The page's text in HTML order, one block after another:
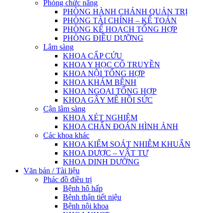
Phòng chức năng
PHÒNG HÀNH CHÁNH QUẢN TRỊ
PHÒNG TÀI CHÍNH – KẾ TOÁN
PHÒNG KẾ HOẠCH TỔNG HỢP
PHÒNG ĐIỀU DƯỠNG
Lâm sàng
KHOA CẤP CỨU
KHOA Y HỌC CỔ TRUYỀN
KHOA NỘI TỔNG HỢP
KHOA KHÁM BỆNH
KHOA NGOẠI TỔNG HỢP
KHOA GÂY MÊ HỒI SỨC
Cận lâm sàng
KHOA XÉT NGHIỆM
KHOA CHẨN ĐOÁN HÌNH ẢNH
Các khoa khác
KHOA KIỂM SOÁT NHIỄM KHUẨN
KHOA DƯỢC – VẬT TƯ
KHOA DINH DƯỠNG
Văn bản / Tài liệu
Phác đồ điều trị
Bệnh hô hấp
Bệnh thận tiết niệu
Bệnh nội khoa